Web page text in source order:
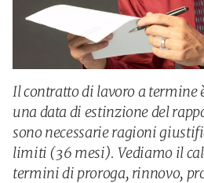
Il contratto di lavoro a termine
una data di estinzione del
sono necessarie ragioni
limiti (36 mesi). Vediamo il
termini di proroga, rinnovo,